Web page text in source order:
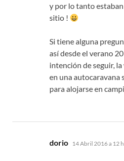
y por lo tanto
sitio !
Si tiene alguna
así desde el verano
intención de seguir,
en una autocaravana
para alojarse en
dorio dice:
14 Abril 2016 a 12